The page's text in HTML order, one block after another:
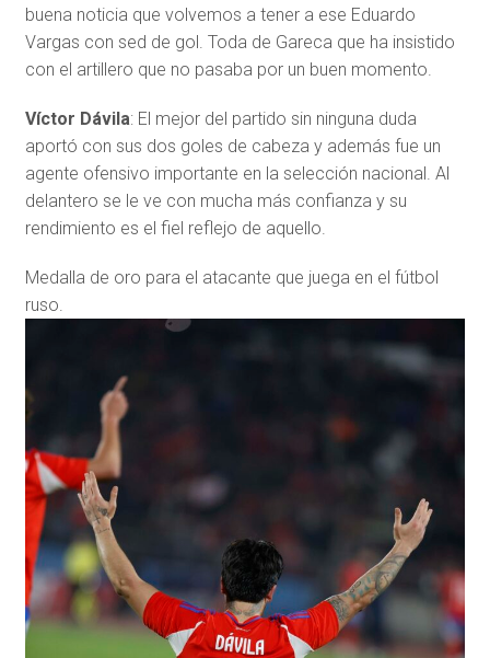
buena noticia que volvemos a tener a ese Eduardo
Vargas con sed de gol. Toda de Gareca que ha insistido
con el artillero que no pasaba por un buen momento.
Víctor Dávila: El mejor del partido sin ninguna duda
aportó con sus dos goles de cabeza y además fue un
agente ofensivo importante en la selección nacional. Al
delantero se le ve con mucha más confianza y su
rendimiento es el fiel reflejo de aquello.
Medalla de oro para el atacante que juega en el fútbol
ruso.